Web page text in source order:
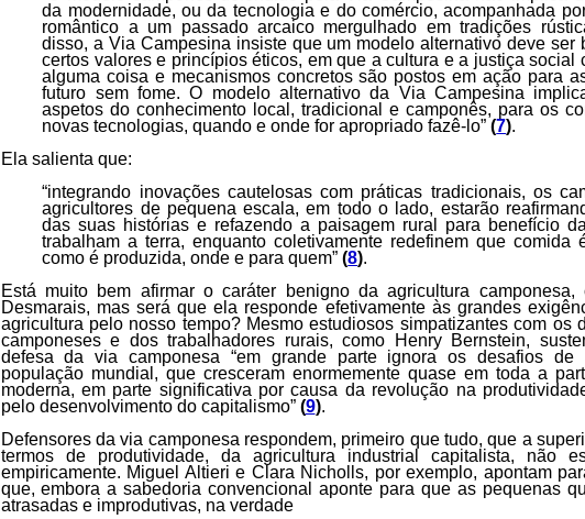
da modernidade, ou da tecnologia e do comércio, acompanhada
romântico a um passado arcaico mergulhado em tradições
disso, a Via Campesina insiste que um modelo alternativo deve ser
certos valores e princípios éticos, em que a cultura e a justiça social
alguma coisa e mecanismos concretos são postos em ação para
futuro sem fome. O modelo alternativo da Via Campesina
aspetos do conhecimento local, tradicional e camponês, para os
novas tecnologias, quando e onde for apropriado fazê-lo”(7).
Ela salienta que:
“integrando inovações cautelosas com práticas tradicionais, os
agricultores de pequena escala, em todo o lado, estarão
das suas histórias e refazendo a paisagem rural para benefício
trabalham a terra, enquanto coletivamente redefinem que comida
como é produzida, onde e para quem”(8).
Está muito bem afirmar o caráter benigno da agricultura camponesa,
Desmarais, mas será que ela responde efetivamente às grandes
agricultura pelo nosso tempo? Mesmo estudiosos simpatizantes com os
camponeses e dos trabalhadores rurais, como Henry Bernstein,
defesa da via camponesa “em grande parte ignora os desafios de
população mundial, que cresceram enormemente quase em toda a
moderna, em parte significativa por causa da revolução na
pelo desenvolvimento do capitalismo” (9).
Defensores da via camponesa respondem, primeiro que tudo, que a
termos de produtividade, da agricultura industrial capitalista, não
empiricamente. Miguel Altieri e Clara Nicholls, por exemplo, apontam
que, embora a sabedoria convencional aponte para que as pequenas
atrasadas e improdutivas, na verdade